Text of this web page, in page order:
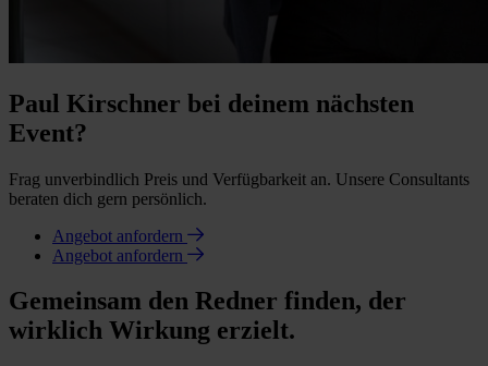
Paul Kirschner bei deinem nächsten
Event?
Frag unverbindlich Preis und Verfügbarkeit an. Unsere Consultants
beraten dich gern persönlich.
Angebot anfordern
Angebot anfordern
Gemeinsam den Redner finden, der
wirklich Wirkung erzielt.